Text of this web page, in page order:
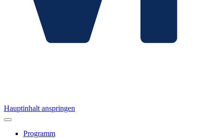
Hauptinhalt anspringen
Programm